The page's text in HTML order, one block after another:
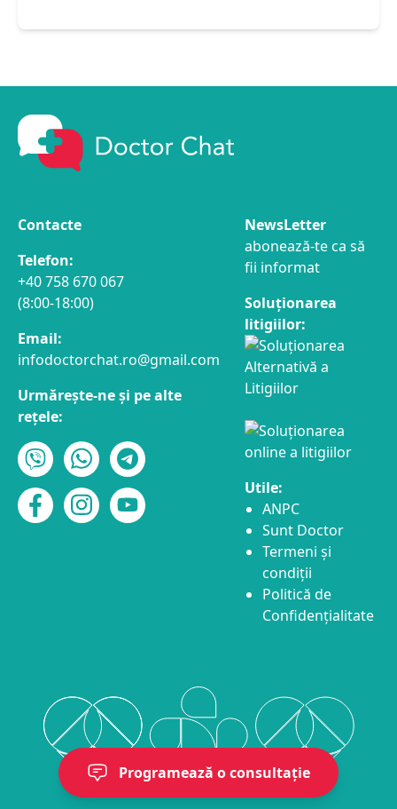
Programează o consultație
Contacte
Telefon:
+40 758 670 067
(8:00-18:00)
Email:
infodoctorchat.ro@gmail.com
Urmărește-ne și pe alte
rețele:
NewsLetter
abonează-te ca să
fii informat
Soluționarea
litigiilor:
Utile:
ANPC
Sunt Doctor
Termeni și
condiții
Politică de
Confidențialitate